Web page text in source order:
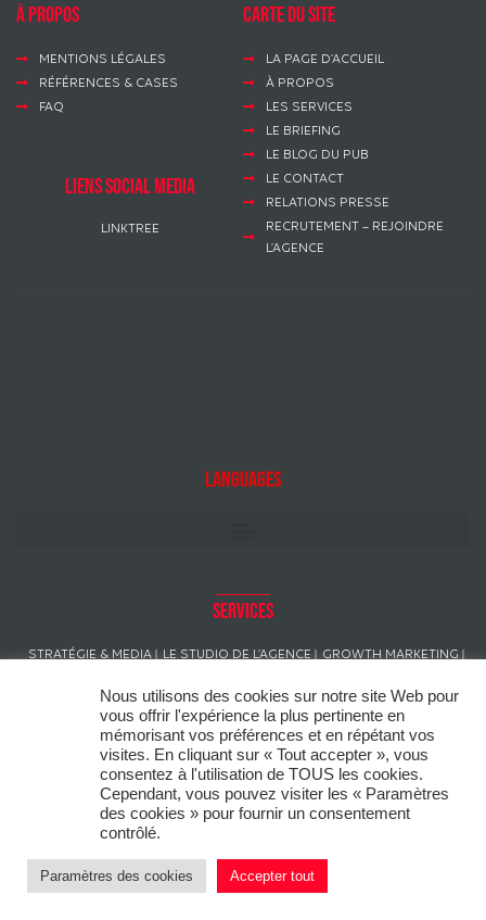
à propos
MENTIONS LÉGALES
RÉFÉRENCES & CASES
FAQ
LIENS SOCIAL MEDIA
LINKTREE
Carte du site
LA PAGE D’ACCUEIL
À PROPOS
LES SERVICES
LE BRIEFING
LE BLOG DU PUB
LE CONTACT
RELATIONS PRESSE
RECRUTEMENT – REJOINDRE
L’AGENCE
Languages
Services
STRATÉGIE & MEDIA LE STUDIO DE L’AGENCE
GROWTH MARKETING
RELATIONS PUBLIQUES & PRESSE
IDENTITÉ SONORE DE MARQUE
CREATIVE SOCIAL MEDIA
ACTIVATION TERRAIN CONSEIL EN IMAGE
Ce site utilise des « cookies » dans le respect du règlement général sur
expérience, analyser l’utilisation du site et vous proposer des
promotions adaptées à vos préférences.
Nous utilisons des cookies sur notre site Web pour
vous offrir l'expérience la plus pertinente en
mémorisant vos préférences et en répétant vos
visites. En cliquant sur « Tout accepter », vous
consentez à l'utilisation de TOUS les cookies.
Cependant, vous pouvez visiter les « Paramètres
des cookies » pour fournir un consentement
contrôlé.
Paramètres des cookies Accepter tout